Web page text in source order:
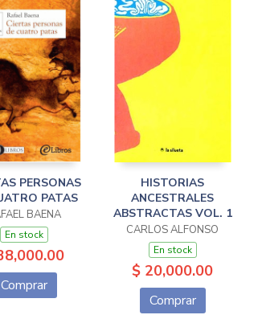
PERSONAS
PATAS
BAENA
En stock
Comprar
HISTORIAS
ANCESTRALES
ABSTRACTAS VOL. 1
CARLOS ALFONSO
En stock
$ 20,000.00
Comprar